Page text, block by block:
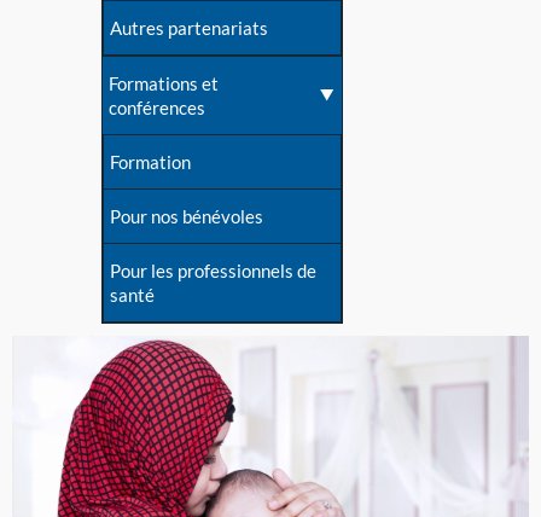
Autres partenariats
Formations et
conférences
Formation
Pour nos bénévoles
Pour les professionnels de
santé